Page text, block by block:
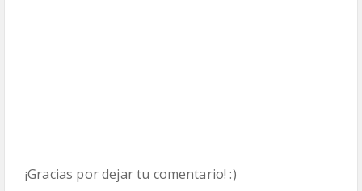
¡Gracias por dejar tu comentario! :)